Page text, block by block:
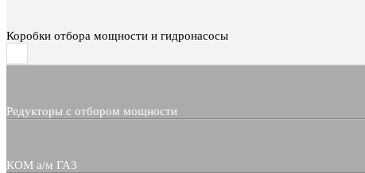
Коробки отбора мощности и гидронасосы
Редукторы с отбором мощности
КОМ а/м ГАЗ